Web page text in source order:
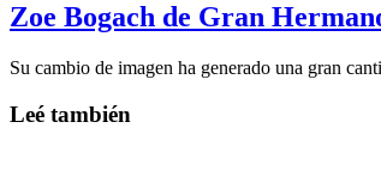
Zoe Bogach de Gran
Su cambio de imagen ha generado una gran
Leé también